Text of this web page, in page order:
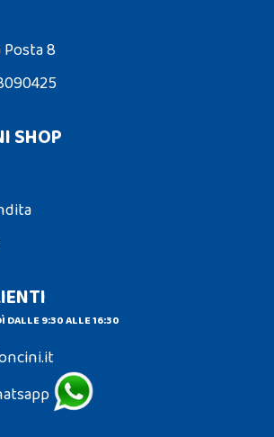
8
SHOP
DALLE 9:30 ALLE 16:30